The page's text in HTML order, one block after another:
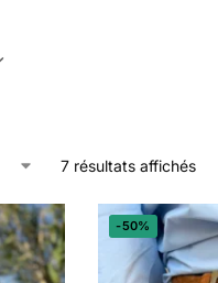
7 résultats affichés
-50%